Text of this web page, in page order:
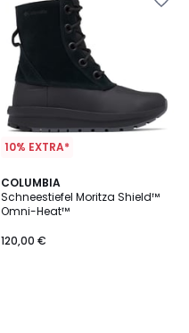
10% EXTRA*
COLUMBIA
Schneestiefel Moritza Shield™
Omni-Heat™
120,00 €